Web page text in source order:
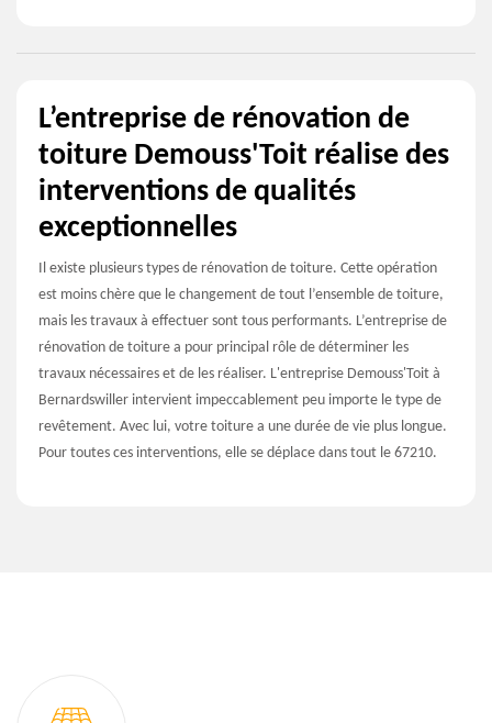
L’entreprise de rénovation de
toiture Demouss'Toit réalise des
interventions de qualités
exceptionnelles
Il existe plusieurs types de rénovation de toiture. Cette opération
est moins chère que le changement de tout l’ensemble de toiture,
mais les travaux à effectuer sont tous performants. L’entreprise de
rénovation de toiture a pour principal rôle de déterminer les
travaux nécessaires et de les réaliser. L'entreprise Demouss'Toit à
Bernardswiller intervient impeccablement peu importe le type de
revêtement. Avec lui, votre toiture a une durée de vie plus longue.
Pour toutes ces interventions, elle se déplace dans tout le 67210.